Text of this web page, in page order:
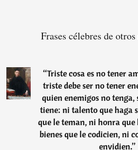
Frases célebres de
“Triste cosa es no tener
triste debe ser no tener
quien enemigos no tenga,
tiene: ni talento que haga
que le teman, ni honra
bienes que le codicien, ni
envidien.”